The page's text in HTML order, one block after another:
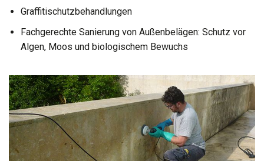
Graffitischutzbehandlungen
Fachgerechte Sanierung von Außenbelägen: Schutz vor
Algen, Moos und biologischem Bewuchs